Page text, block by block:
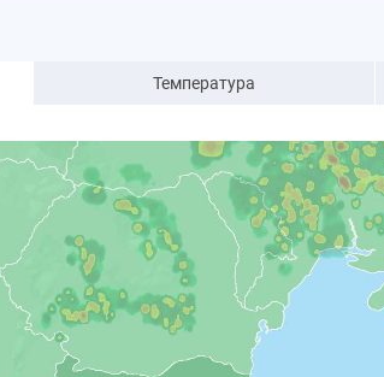
Температура